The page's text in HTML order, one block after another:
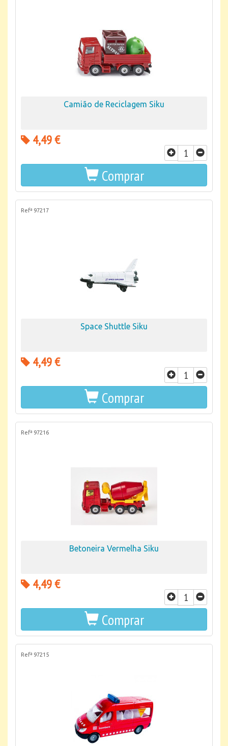
Camião de Reciclagem Siku
4,49 €
Comprar
Refª 97217
Space Shuttle Siku
4,49 €
Comprar
Refª 97216
Betoneira Vermelha Siku
4,49 €
Comprar
Refª 97215